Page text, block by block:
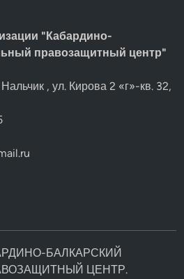
"Кабардино-
правозащитный центр"
, ул. Кирова 2 «г»-кв. 32,
БАЛКАРСКИЙ
ЦЕНТР.